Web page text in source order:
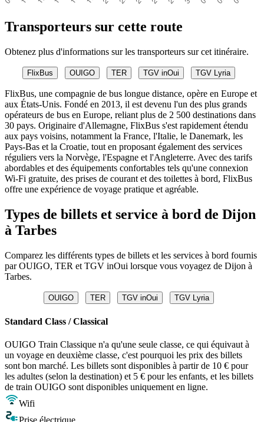
Transporteurs sur cette route
Obtenez plus d'informations sur les transporteurs sur cet itinéraire.
FlixBus OUIGO TER TGV inOui TGV Lyria
FlixBus, une compagnie de bus longue distance, opère en Europe et
aux États-Unis. Fondé en 2013, il est devenu l'un des plus grands
opérateurs de bus en Europe, reliant plus de 2 500 destinations dans
30 pays. Originaire d'Allemagne, FlixBus s'est rapidement étendu
aux pays voisins, notamment la France, l'Italie, le Danemark, les
Pays-Bas et la Croatie, tout en proposant également des services
réguliers vers la Norvège, l'Espagne et l'Angleterre. Avec des tarifs
abordables et des équipements confortables tels qu'une connexion
Wi-Fi gratuite, des prises de courant et des toilettes à bord, FlixBus
offre une expérience de voyage pratique et agréable.
Types de billets et service à bord de Dijon
à Tarbes
Comparez les différents types de billets et les services à bord fournis
par OUIGO, TER et TGV inOui lorsque vous voyagez de Dijon à
Tarbes.
OUIGO TER TGV inOui TGV Lyria
Standard Class / Classical
OUIGO Train Classique n'a qu'une seule classe, ce qui équivaut à
un voyage en deuxième classe, c'est pourquoi les prix des billets
sont bon marché. Les billets sont disponibles à partir de 10 € pour
les adultes (selon la destination) et 5 € pour les enfants, et les billets
de train OUIGO sont disponibles uniquement en ligne.
Wifi